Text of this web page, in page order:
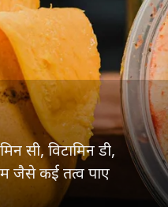
सी, विटामिन डी,
जैसे कई तत्व पाए